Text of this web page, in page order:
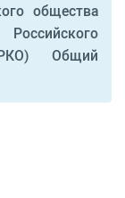
общества
Общий